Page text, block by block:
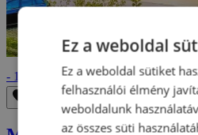
- 10% 74 390 Ft82 390 Ft
Eltávolítás a kedvencek közül
Ez a weboldal
Ez a weboldal sütiket
felhasználói élmény
weboldalunk
az összes süti